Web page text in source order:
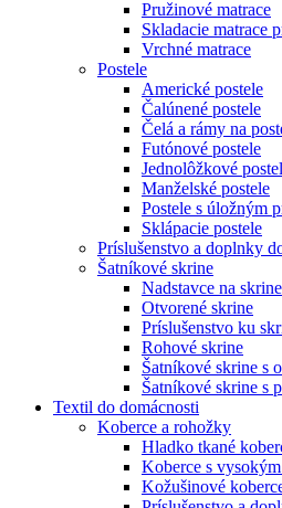
Pružinové matrace
Skladacie matrace
Vrchné matrace
Postele
Americké postele
Čalúnené postele
Čelá a rámy na
Futónové postele
Jednolôžkové
Manželské postele
Postele s úložným
Sklápacie postele
Príslušenstvo a doplnky
Šatníkové skrine
Nadstavce na skrine
Otvorené skrine
Príslušenstvo ku
Rohové skrine
Šatníkové skrine s
Šatníkové skrine s
Textil do domácnosti
Koberce a rohožky
Hladko tkané
Koberce s
Kožušinové